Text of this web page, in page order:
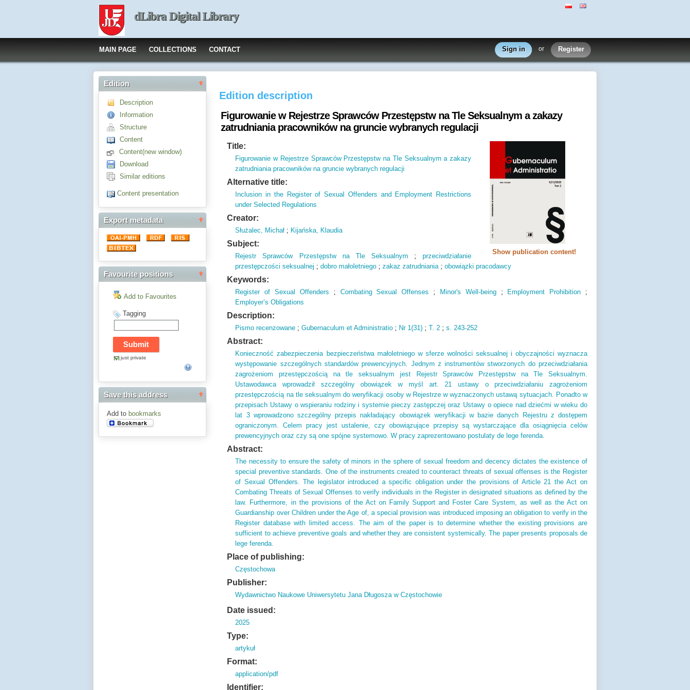
dLibra Digital Library
MAIN PAGE COLLECTIONS CONTACT Sign in or Register
Edition
Description
Information
Structure
Content
Content(new window)
Download
Similar editions
Content presentation
Export metadata
Favourite positions
Add to Favourites
Tagging
just private
Save this address
Add to bookmarks
Edition description
Figurowanie w Rejestrze Sprawców Przestępstw na Tle Seksualnym a zakazy
zatrudniania pracowników na gruncie wybranych regulacji
Show publication content!
Title:
Figurowanie w Rejestrze Sprawców Przestępstw na Tle Seksualnym a zakazy
zatrudniania pracowników na gruncie wybranych regulacji
Alternative title:
Inclusion in the Register of Sexual Offenders and Employment Restrictions
under Selected Regulations
Creator:
Służalec, Michał ; Kijańska, Klaudia
Subject:
Rejestr Sprawców Przestępstw na Tle Seksualnym ;przeciwdziałanie
przestępczości seksualnej ;dobro małoletniego ;zakaz zatrudniania;obowiązki pracodawcy
Keywords:
Register of Sexual Offenders ; Combating Sexual Offenses ; Minor's Well-being; Employment Prohibition ;
Employer’s Obligations
Description:
Pismo recenzowane ;Gubernaculum et Administratio ; Nr 1(31) ;T. 2 ;s. 243-252
Abstract:
Konieczność zabezpieczenia bezpieczeństwa małoletniego w sferze wolności seksualnej i obyczajności wyznacza
występowanie szczególnych standardów prewencyjnych. Jednym z instrumentów stworzonych do przeciwdziałania
zagrożeniom przestępczością na tle seksualnym jest Rejestr Sprawców Przestępstw na Tle Seksualnym.
Ustawodawca wprowadził szczególny obowiązek w myśl art. 21 ustawy o przeciwdziałaniu zagrożeniom
przestępczością na tle seksualnym do weryfikacji osoby w Rejestrze w wyznaczonych ustawą sytuacjach. Ponadto w
przepisach Ustawy o wspieraniu rodziny i systemie pieczy zastępczej oraz Ustawy o opiece nad dziećmi w wieku do
lat 3 wprowadzono szczególny przepis nakładający obowiązek weryfikacji w bazie danych Rejestru z dostępem
ograniczonym. Celem pracy jest ustalenie, czy obowiązujące przepisy są wystarczające dla osiągnięcia celów
prewencyjnych oraz czy są one spójne systemowo. W pracy zaprezentowano postulaty de lege ferenda.
Abstract:
The necessity to ensure the safety of minors in the sphere of sexual freedom and decency dictates the existence of
special preventive standards. One of the instruments created to counteract threats of sexual offenses is the Register
of Sexual Offenders. The legislator introduced a specific obligation under the provisions of Article 21 the Act on
Combating Threats of Sexual Offenses to verify individuals in the Register in designated situations as defined by the
law. Furthermore, in the provisions of the Act on Family Support and Foster Care System, as well as the Act on
Guardianship over Children under the Age of, a special provision was introduced imposing an obligation to verify in the
Register database with limited access. The aim of the paper is to determine whether the existing provisions are
sufficient to achieve preventive goals and whether they are consistent systemically. The paper presents proposals de
lege ferenda.
Place of publishing:
Częstochowa
Publisher:
Wydawnictwo Naukowe Uniwersytetu Jana Długosza w Częstochowie
Date issued:
2025
Type:
artykuł
Format:
application/pdf
Identifier: